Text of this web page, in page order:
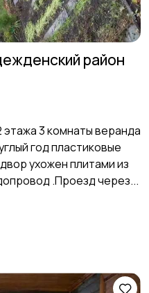
район
3 комнаты веранда
год пластиковые
ухожен плитами из
.Проезд через...